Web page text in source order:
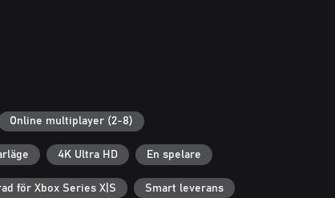
Online multiplayer (2-8)
4K Ultra HD En spelare
för Xbox Series X|S Smart leverans